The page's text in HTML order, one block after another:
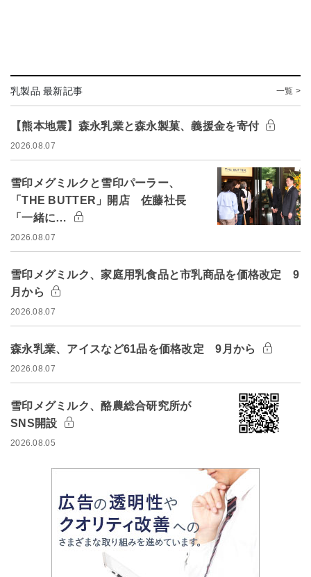
乳製品 最新記事 一覧 >
【熊本地震】森永乳業と森永製菓、義援金を寄付
2026.08.07
雪印メグミルクと雪印パーラー、
「THE BUTTER」開店 佐藤社長
「一緒に…
2026.08.07
雪印メグミルク、家庭用乳食品と市乳商品を価格改定 9
月から
2026.08.07
森永乳業、アイスなど61品を価格改定 9月から
2026.08.07
雪印メグミルク、酪農総合研究所が
SNS開設
2026.08.05